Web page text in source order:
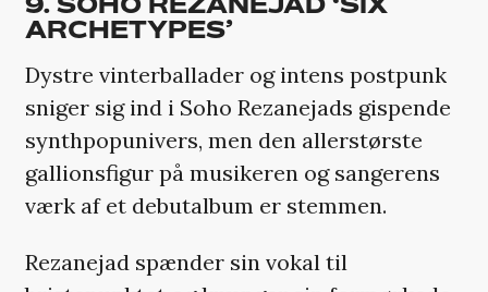
ARCHETYPES’
Dystre vinterballader og intens postpunk
sniger sig ind i Soho Rezanejads gispende
synthpopunivers, men den allerstørste
gallionsfigur på musikeren og sangerens
værk af et debutalbum er stemmen.
Rezanejad spænder sin vokal til